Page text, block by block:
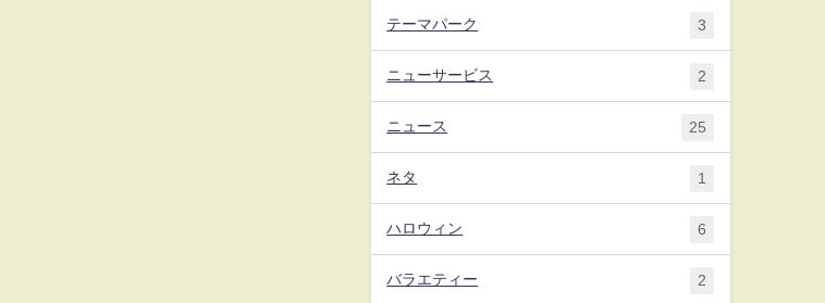
テーマパーク 3
ニューサービス 2
ニュース 25
ネタ 1
ハロウィン 6
バラエティー 2